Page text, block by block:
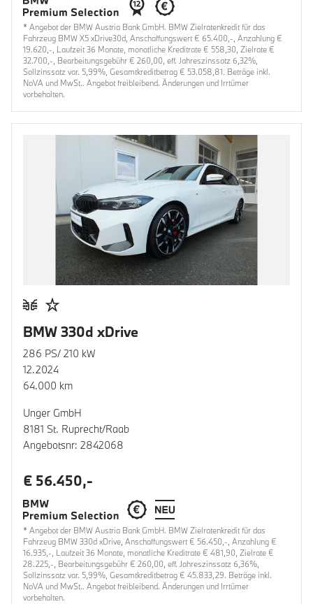
* Angebot der BMW Austria Bank GmbH. BMW Zielratenkredit für das
Fahrzeug BMW X5 xDrive30d, Anschaffungswert € 65.400,-, Anzahlung €
19.620,-, Laufzeit 36 Monate, monatliche Kreditrate € 558,30, Zielrate €
32.700,-, Bearbeitungsgebühr € 260,00, eff. Jahreszinssatz 6,32%,
Sollzinssatz var. 5,99%, Gesamtkreditbetrag € 53.058,81. Beträge inkl.
NoVA und MwSt.. Angebot freibleibend. Änderungen und Irrtümer
vorbehalten.
BMW 330d xDrive
286 PS/ 210 kW
12.2024
64.000 km
Unger GmbH
8181 St. Ruprecht/Raab
Angebotsnr: 2842068
€ 56.450,-
* Angebot der BMW Austria Bank GmbH. BMW Zielratenkredit für das
Fahrzeug BMW 330d xDrive, Anschaffungswert € 56.450,-, Anzahlung €
16.935,-, Laufzeit 36 Monate, monatliche Kreditrate € 481,90, Zielrate €
28.225,-, Bearbeitungsgebühr € 260,00, eff. Jahreszinssatz 6,36%,
Sollzinssatz var. 5,99%, Gesamtkreditbetrag € 45.833,29. Beträge inkl.
NoVA und MwSt.. Angebot freibleibend. Änderungen und Irrtümer
vorbehalten.